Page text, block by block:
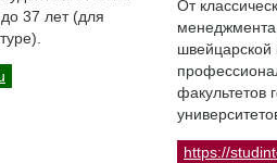
37 лет (для
От
факультетов
https://